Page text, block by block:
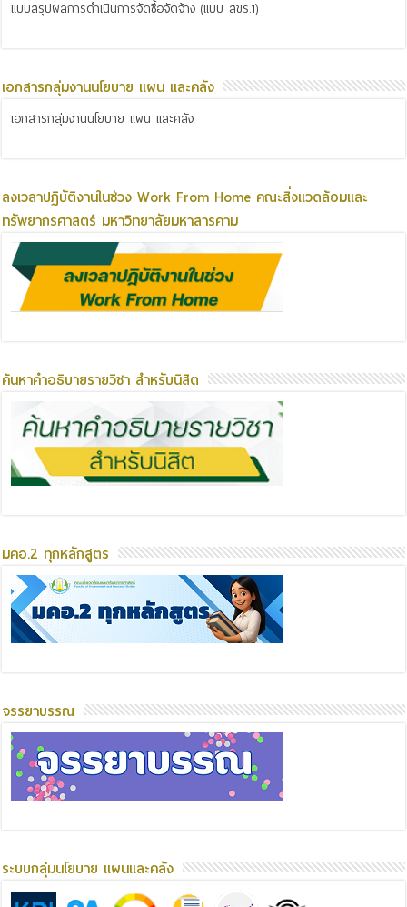
แบบสรุปผลการดำเนินการจัดซื้อจัดจ้าง (แบบ สขร.1)
เอกสารกลุ่มงานนโยบาย แผน และคลัง
เอกสารกลุ่มงานนโยบาย แผน และคลัง
ลงเวลาปฏิบัติงานในช่วง Work From Home คณะสิ่งแวดล้อมและ
ทรัพยากรศาสตร์ มหาวิทยาลัยมหาสารคาม
ค้นหาคำอธิบายรายวิชา สำหรับนิสิต
มคอ.2 ทุกหลักสูตร
จรรยาบรรณ
ระบบกลุ่มนโยบาย แผนและคลัง